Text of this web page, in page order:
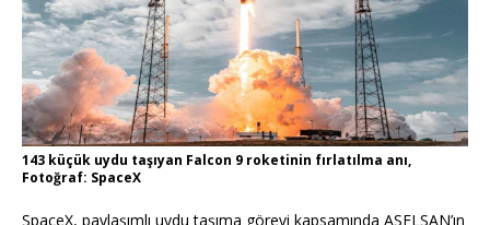
143 küçük uydu taşıyan Falcon 9 roketinin fırlatılma anı,
Fotoğraf: SpaceX
SpaceX, paylaşımlı uydu taşıma görevi kapsamında ASELSAN’ın